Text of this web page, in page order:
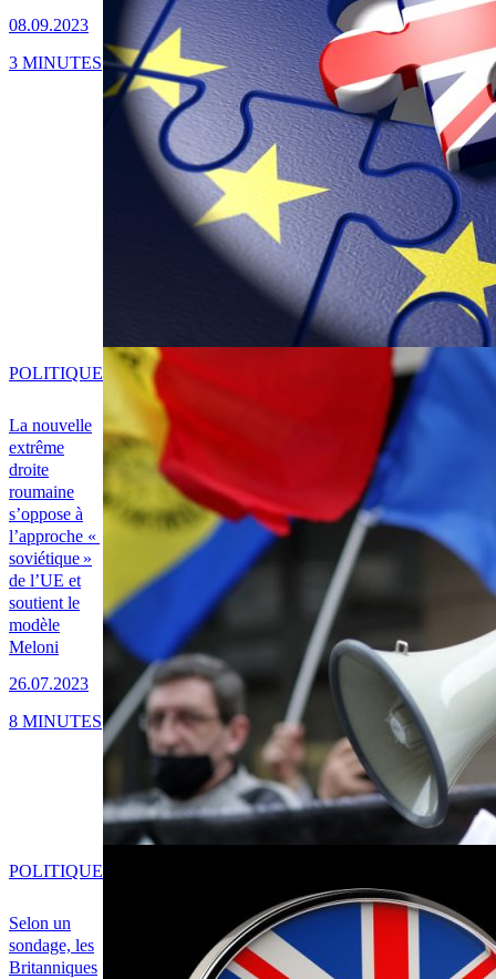
08.09.2023
3 MINUTES
La nouvelle
extrême
droite
roumaine
s’oppose à
l’approche «
soviétique »
de l’UE et
soutient le
modèle
Meloni
26.07.2023
POLITIQUE
8 MINUTES
Selon un
sondage, les
Britanniques
POLITIQUE